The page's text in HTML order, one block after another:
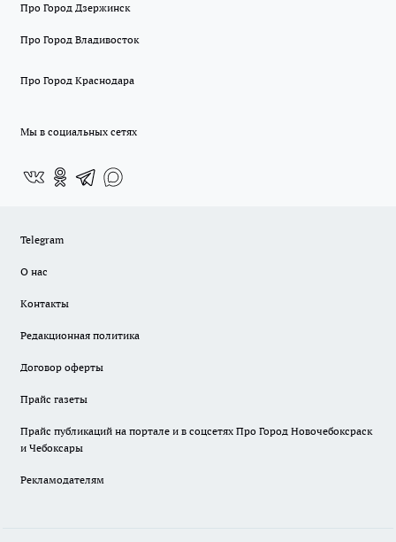
Про Город Дзержинск
Про Город Владивосток
Про Город Краснодара
Мы в социальных сетях
Telegram
О нас
Контакты
Редакционная политика
Договор оферты
Прайс газеты
Прайс публикаций на портале и в соцсетях Про Город Новочебоксраск
и Чебоксары
Рекламодателям